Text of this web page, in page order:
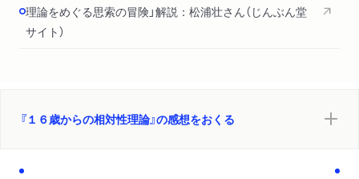
理論をめぐる思索の冒険」解説：松浦壮さん（じんぶん堂
サイト）
『１６歳からの相対性理論』の感想をおくる